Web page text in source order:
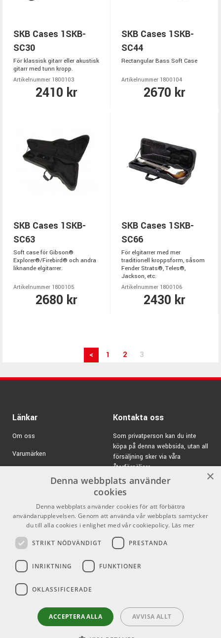
SKB Cases 1SKB-
SC30
För klassisk gitarr eller akustisk
gitarr med tunn kropp.
Artikelnummer 1800103
2410 kr
SKB Cases 1SKB-
SC44
Rectangular Bass Soft Case
Artikelnummer 1800104
2670 kr
SKB Cases 1SKB-
SC63
Soft case för Gibson®
Explorer®/Firebird® och andra
liknande elgitarrer.
Artikelnummer 1800105
2680 kr
SKB Cases 1SKB-
SC66
För elgitarrer med mer
traditionell kroppsform, såsom
Fender Strats®, Teles®,
Jackson, etc.
Artikelnummer 1800106
2430 kr
< 1 2 3
Länkar
Om oss
Varumärken
Försäljningsvillkor
Inlogg för återförsäljare
Kontakta oss
Som privatperson kan du inte
köpa på denna webbsida, utan all
försäljning sker via våra
återförsäljare.
E-post:info@emnordic.se
Youtube
×
Denna webbplats använder
cookies
Denna webbplats använder cookies för att förbättra
användarupplevelsen. Genom att använda vår webbplats samtycker
du till alla cookies i enlighet med vår cookiepolicy. Läs mer
STRIKT NÖDVÄNDIGT PRESTANDA
INRIKTNING FUNKTIONER
OKLASSIFICERADE
ACCEPTERA ALLA AVVISA ALLT